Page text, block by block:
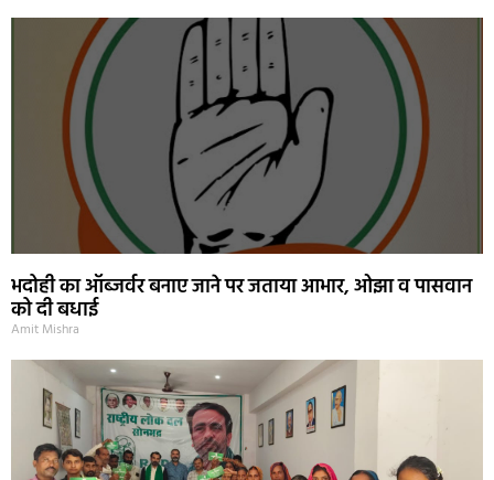
भदोही का ऑब्जर्वर बनाए जाने पर जताया आभार, ओझा व पासवान
को दी बधाई
Amit Mishra